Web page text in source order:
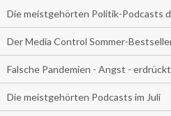
Die meistgehörten Politik-Podcasts
Der Media Control Sommer-
Falsche Pandemien - Angst -
Die meistgehörten Podcasts im Juli